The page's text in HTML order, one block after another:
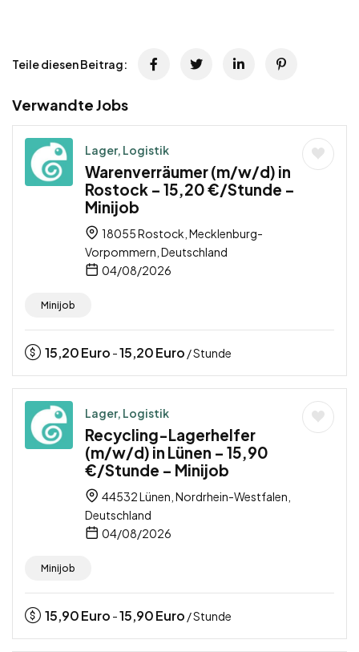
Teile diesen Beitrag:
Verwandte Jobs
Lager, Logistik
Warenverräumer (m/w/d) in
Rostock – 15,20 €/Stunde –
Minijob
18055 Rostock, Mecklenburg-
Vorpommern, Deutschland
04/08/2026
Minijob
15,20Euro -15,20Euro / Stunde
Lager, Logistik
Recycling-Lagerhelfer
(m/w/d) in Lünen – 15,90
€/Stunde – Minijob
44532 Lünen, Nordrhein-Westfalen,
Deutschland
04/08/2026
Minijob
15,90Euro -15,90Euro / Stunde